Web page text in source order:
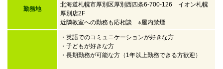
勤務地
北海道札幌市厚別区厚別西四条6-700-126 イオン札幌
厚別店2F
近隣教室への勤務も応相談 ※屋内禁煙
・英語でのコミュニケーションが好きな方
・子どもが好きな方
・長期勤務が可能な方（1年以上勤務できる方歓迎）